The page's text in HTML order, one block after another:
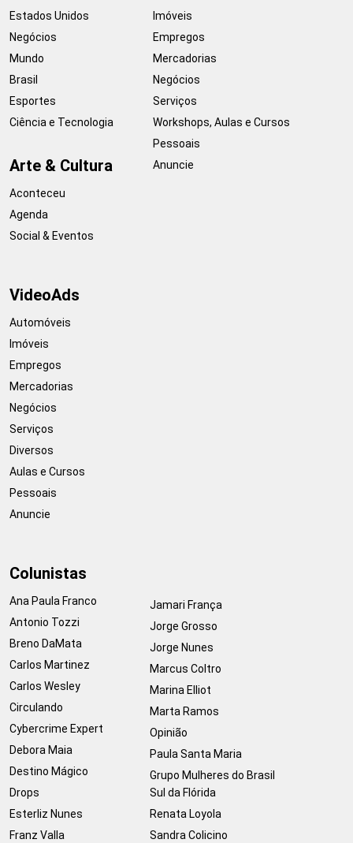
Estados Unidos
Negócios
Mundo
Brasil
Esportes
Ciência e Tecnologia
Arte & Cultura
Aconteceu
Agenda
Social & Eventos
Imóveis
Empregos
Mercadorias
Negócios
Serviços
Workshops, Aulas e Cursos
Pessoais
Anuncie
VideoAds
Automóveis
Imóveis
Empregos
Mercadorias
Negócios
Serviços
Diversos
Aulas e Cursos
Pessoais
Anuncie
Colunistas
Ana Paula Franco
Antonio Tozzi
Breno DaMata
Carlos Martinez
Carlos Wesley
Circulando
Cybercrime Expert
Debora Maia
Destino Mágico
Drops
Esterliz Nunes
Franz Valla
Jamari França
Jorge Grosso
Jorge Nunes
Marcus Coltro
Marina Elliot
Marta Ramos
Opinião
Paula Santa Maria
Grupo Mulheres do Brasil
Sul da Flórida
Renata Loyola
Sandra Colicino